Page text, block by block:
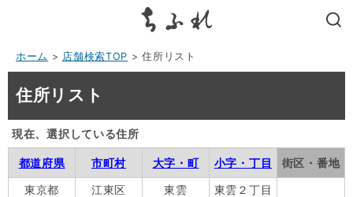
ホーム > 店舗検索TOP > 住所リスト
住所リスト
現在、選択している住所
都道府県 市町村 大字・町 小字・丁目
街区・番地
東京都
江東区 東雲 東雲２丁目